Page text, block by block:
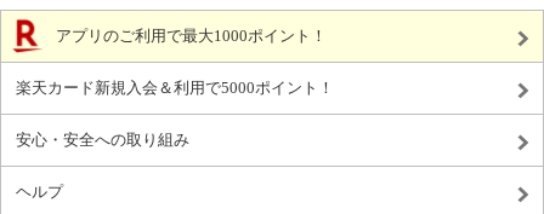
アプリのご利用で最大1000ポイント！
楽天カード新規入会＆利用で5000ポイント！
安心・安全への取り組み
ヘルプ